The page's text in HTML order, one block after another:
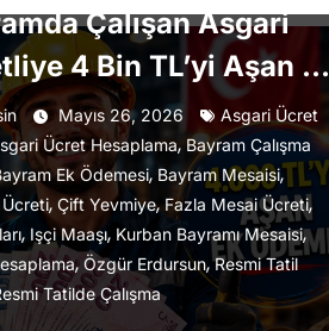
Çalışan Asgari
4 Bin TL’yi Aşan Ek
Mayıs 26, 2026
Asgari Ücret
Ücret Hesaplama, Bayram Çalışma
Ek Ödemesi, Bayram Mesaisi,
Ücreti, Çift Yevmiye, Fazla Mesai Ücreti,
, Işçi Maaşı, Kurban Bayramı Mesaisi,
, Özgür Erdursun,Resmi Tatil
Tatilde Çalışma